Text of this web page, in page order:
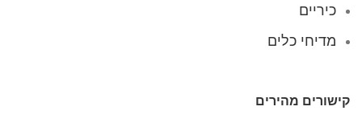
כיריים
מדיחי כלים
קישורים מהירים